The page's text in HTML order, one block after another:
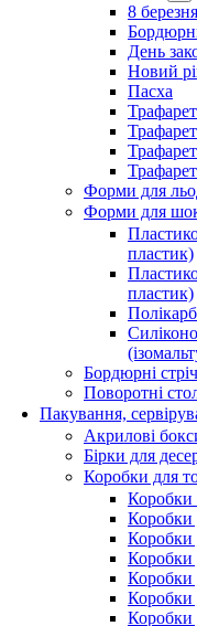
8 березня
День
Новий
Пасха
Форми для
Форми для
пластик)
пластик)
Бордюрні
Поворотні
Пакування,
Акрилові
Бірки для
Коробки для
Коробки
Коробки
Коробки
Коробки
Коробки
Коробки
Коробки